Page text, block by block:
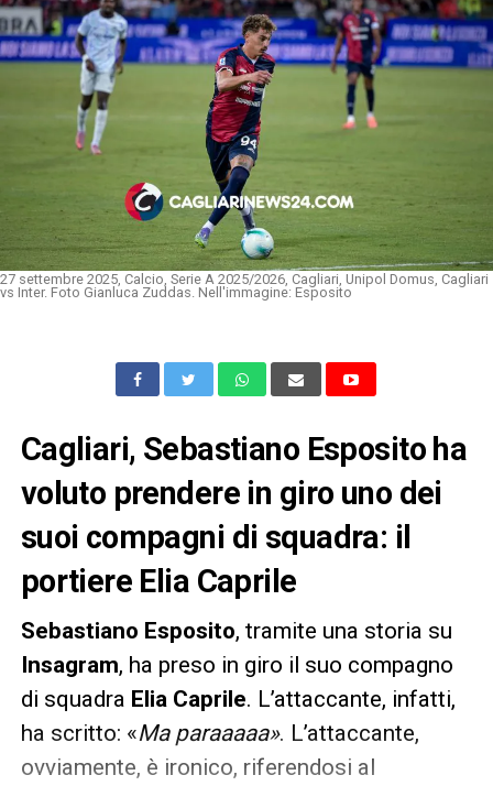
27 settembre 2025, Calcio, Serie A 2025/2026, Cagliari, Unipol Domus, Cagliari
vs Inter. Foto Gianluca Zuddas. Nell'immagine: Esposito
Cagliari, Sebastiano Esposito ha
voluto prendere in giro uno dei
suoi compagni di squadra: il
portiere Elia Caprile
Sebastiano Esposito, tramite una storia su
Insagram, ha preso in giro il suo compagno
di squadra Elia Caprile. L’attaccante, infatti,
ha scritto: «Ma paraaaaa». L’attaccante,
ovviamente, è ironico, riferendosi al